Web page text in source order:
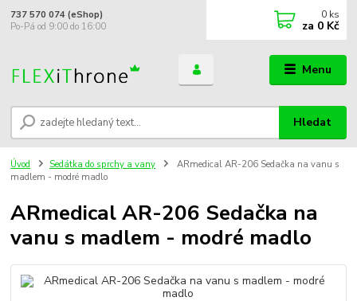
Menu
Hledat
737 570 074 (eShop)
Po-Pá od 9:00 do 16:00
0 ks
za 0 Kč
Úvod Sedátka do sprchy a vany
ARmedical AR-206 Sedačka na vanu s
madlem - modré madlo
ARmedical AR-206 Sedačka na
vanu s madlem - modré madlo